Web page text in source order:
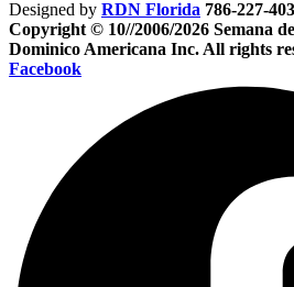
Designed by RDN Florida 786-227-
Copyright © 10//2006/2026 Semana
Dominico Americana Inc. All rights
Facebook